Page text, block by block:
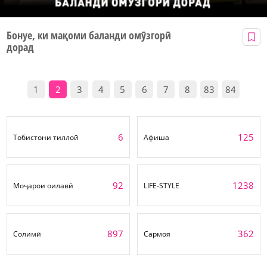
Бонуе, ки мақоми баланди омӯзгорӣ
дорад
1 2 3 4 5 6 7 8 83 84
Тобистони тиллоӣ 6 Афиша 125
Моҷарои оилавӣ 92 LIFE-STYLE 1238
Солимӣ 897 Сармоя 362